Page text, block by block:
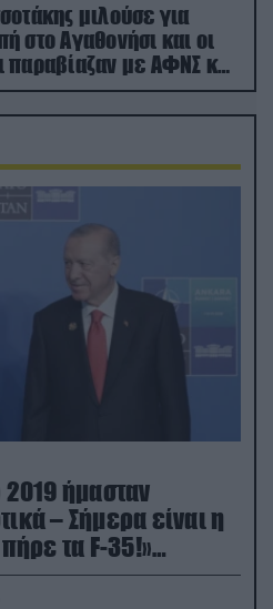
μιλούσε για
στο Αγαθονήσι και οι
παραβίαζαν με ΑΦΝΣ και
ήμασταν
– Σήμερα είναι η
τα F-35!»